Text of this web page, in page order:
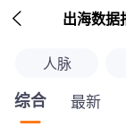

人脉
综合 最新